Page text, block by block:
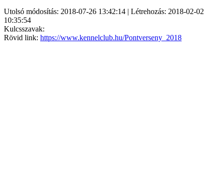
Utolsó módosítás: 2018-07-26 13:42:14 | Létrehozás: 2018-02-02
10:35:54
Kulcsszavak:
Rövid link: https://www.kennelclub.hu/Pontverseny_2018